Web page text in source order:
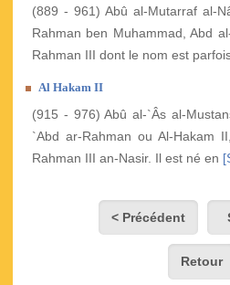
(889 - 961) Abû al-Mutarraf al-
Rahman ben Muhammad, Abd
Rahman III dont le nom est
Al Hakam II
(915 - 976) Abû al-`Âs al-
`Abd ar-Rahman ou Al-Hakam
Rahman III an-Nasir. Il est né en
< Précédent
Retour